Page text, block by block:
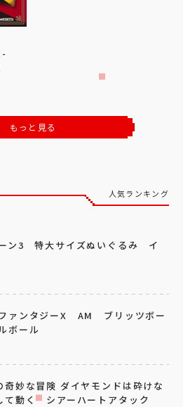
もっと見る
人気ランキング
ン3 特大サイズぬいぐるみ イ
ァンタジーX AM ブリッツボー
ボール
奇妙な冒険 ダイヤモンドは砕けな
て動く シアーハートアタック